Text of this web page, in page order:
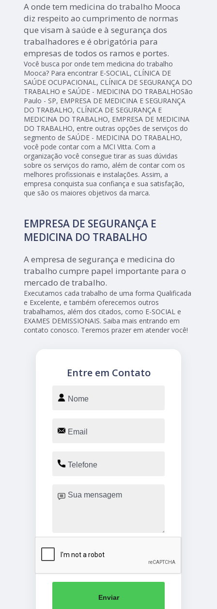
A onde tem medicina do trabalho Mooca
diz respeito ao cumprimento de normas
que visam à saúde e à segurança dos
trabalhadores e é obrigatória para
empresas de todos os ramos e portes.
Você busca por onde tem medicina do trabalho
Mooca? Para encontrar E-SOCIAL, CLÍNICA DE
SAÚDE OCUPACIONAL, CLÍNICA DE SEGURANÇA DO
TRABALHO e SAÚDE - MEDICINA DO TRABALHOSão
Paulo - SP, EMPRESA DE MEDICINA E SEGURANÇA
DO TRABALHO, CLÍNICA DE SEGURANÇA E
MEDICINA DO TRABALHO, EMPRESA DE MEDICINA
DO TRABALHO, entre outras opções de serviços do
segmento de SAÚDE - MEDICINA DO TRABALHO,
você pode contar com a MCI Vitta. Com a
organização você consegue tirar as suas dúvidas
sobre os serviços do ramo, além de contar com os
melhores profissionais e instalações. Assim, a
empresa conquista sua confiança e sua satisfação,
que são os maiores objetivos da marca.
EMPRESA DE SEGURANÇA E
MEDICINA DO TRABALHO
A empresa de segurança e medicina do
trabalho cumpre papel importante para o
mercado de trabalho.
Executamos cada trabalho de uma forma Qualificada
e Excelente, e também oferecemos outros
trabalhamos, além dos citados, como E-SOCIAL e
EXAMES DEMISSIONAIS. Saiba mais entrando em
contato conosco. Teremos prazer em atender você!
Entre em Contato
Enviar